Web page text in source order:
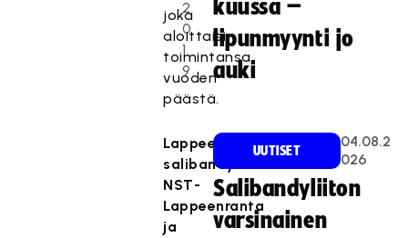
2
0
1
9
joka
aloittaisi
toimintansa
vuoden
päästä.
Lappeenrantalaiset
salibandyseurat
NST-
Lappeenranta
ja
kuussa –
lipunmyynti jo
auki
UUTISET
04.08.2
026
Salibandyliiton
varsinainen